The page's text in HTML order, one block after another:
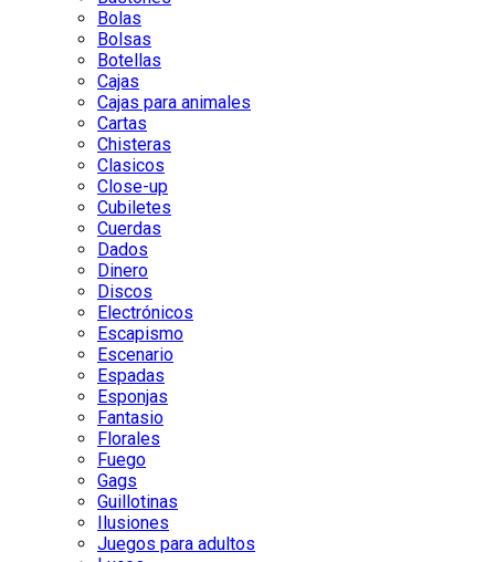
Bolas
Bolsas
Botellas
Cajas
Cajas para animales
Cartas
Chisteras
Clasicos
Close-up
Cubiletes
Cuerdas
Dados
Dinero
Discos
Electrónicos
Escapismo
Escenario
Espadas
Esponjas
Fantasio
Florales
Fuego
Gags
Guillotinas
Ilusiones
Juegos para adultos